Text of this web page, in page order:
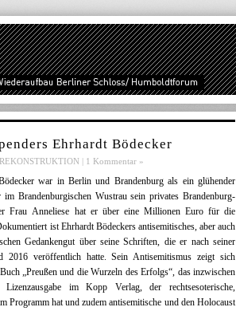
Ehrhardt Bödecker
REKONSTRUKTION | 1 Kommentar »
war in Berlin und Brandenburg als ein glühender
Brandenburgischen Wustrau sein privates Brandenburg-
Frau Anneliese hat er über eine Millionen Euro für die
ist Ehrhardt Bödeckers antisemitisches, aber auch
Gedankengut über seine Schriften, die er nach seiner
2016 veröffentlich hatte.Sein Antisemitismus zeigt sich
„Preußen und die Wurzeln des Erfolgs“, das inzwischen
im Kopp Verlag, der rechtsesoterische,
Programm hat und zudem antisemitische und den Holocaust